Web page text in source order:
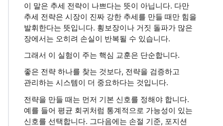
이 말은 추세 전략이 나쁘다는 뜻이 아닙니다. 다만
추세 전략은 시장이 진짜 강한 추세를 만들 때만 힘을
발휘한다는 뜻입니다. 횡보장이나 거짓 돌파가 많은
장에서는 오히려 손실이 반복될 수 있습니다.
그래서 이 실험이 주는 핵심 교훈은 단순합니다.
좋은 전략 하나를 찾는 것보다, 전략을 검증하고
관리하는 시스템이 더 중요하다는 것입니다.
전략을 만들 때는 먼저 기본 신호를 정해야 합니다.
예를 들어 평균 회귀처럼 통계적으로 가능성이 있는
신호를 선택합니다. 그다음에는 손절 기준, 포지션